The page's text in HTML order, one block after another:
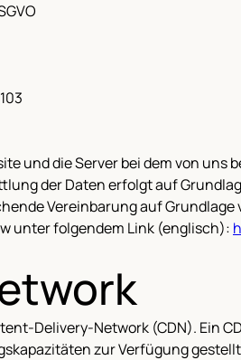
und die Server bei dem von uns
der Daten erfolgt auf
Vereinbarung auf
unter folgendem Link (englisch):
Delivery-Network (CDN). Ein
zur Verfügung